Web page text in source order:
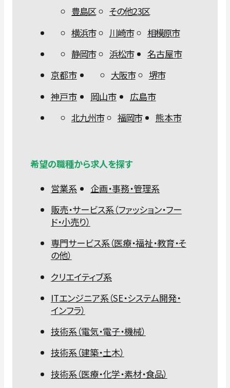
豊島区
その他23区
横浜市
川崎市
相模原市
静岡市
浜松市
名古屋市
京都市
大阪市
堺市
神戸市
岡山市
広島市
北九州市
福岡市 熊本市
希望の職種から求人を探す
営業系
企画・事務・管理系
販売・サービス系（ファッション・フー
ド・小売り）
専門サービス系（医療・福祉・教育・そ
の他）
クリエイティブ系
ITエンジニア系（SE・システム開発・
インフラ）
技術系（電気・電子・機械）
技術系（建築・土木）
技術系（医療・化学・素材・食品）